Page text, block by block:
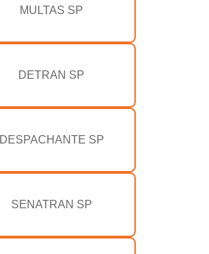
MULTAS SP
DETRAN SP
DESPACHANTE SP
SENATRAN SP